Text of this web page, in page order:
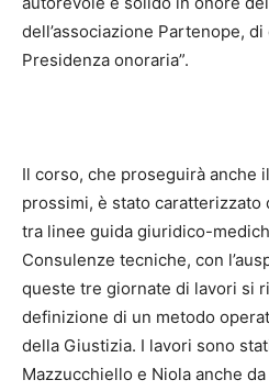
dell’associazione Partenope,
Presidenza onoraria”.
Il corso, che proseguirà anche
prossimi, è stato
tra linee guida giuridico-
Consulenze tecniche, con
queste tre giornate di lavori si
definizione di un metodo
della Giustizia. I lavori sono
Mazzucchiello e Niola anche